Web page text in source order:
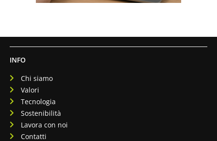
INFO
Chi siamo
Valori
Tecnologia
Sostenibilità
Lavora con noi
Contatti